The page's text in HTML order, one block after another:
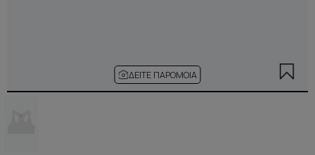
ΔΕΊΤΕ ΠΑΡΌΜΟΙΑ